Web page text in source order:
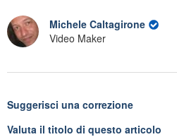
Michele Caltagirone
Video Maker
Suggerisci una correzione
Valuta il titolo di questo articolo